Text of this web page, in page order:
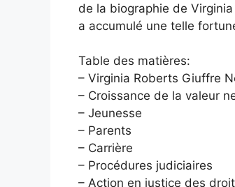
de la biographie de
a accumulé une telle
Table des matières:
– Virginia Roberts Giuffre
– Croissance de la valeur
– Jeunesse
– Parents
– Carrière
– Procédures judiciaires
– Action en justice des